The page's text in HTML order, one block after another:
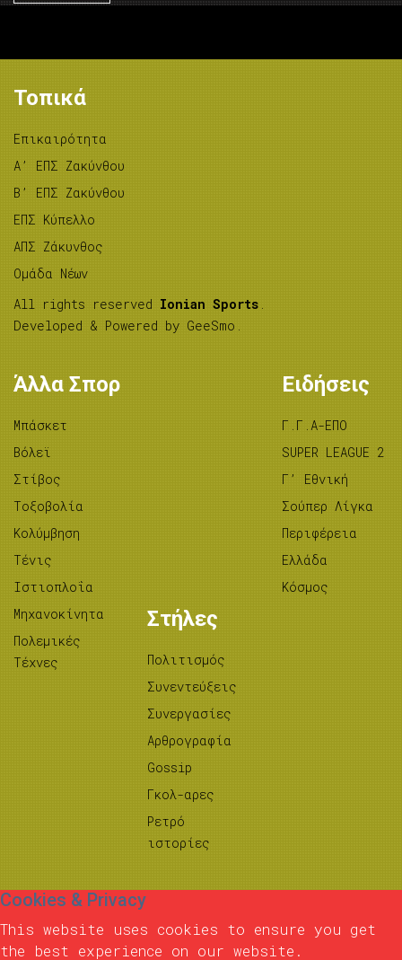
Τοπικά
Επικαιρότητα
A’ ΕΠΣ Ζακύνθου
B’ ΕΠΣ Ζακύνθου
ΕΠΣ Κύπελλο
ΑΠΣ Ζάκυνθος
Ομάδα Νέων
All rights reserved Ionian Sports .
Developed & Powered by GeeSmo .
Άλλα Σπορ
Μπάσκετ
Βόλεϊ
Στίβος
Tοξοβολία
Κολύμβηση
Τένις
Ιστιοπλοΐα
Μηχανοκίνητα
Πολεμικές
Τέχνες
Ειδήσεις
Γ.Γ.Α-ΕΠΟ
SUPER LEAGUE 2
Γ’ Εθνική
Σούπερ Λίγκα
Περιφέρεια
Ελλάδα
Κόσμος
Στήλες
Πολιτισμός
Συνεντεύξεις
Συνεργασίες
Αρθρογραφία
Gossip
Γκολ-αρες
Ρετρό
ιστορίες
Cookies & Privacy
This website uses cookies to ensure you get
the best experience on our website.